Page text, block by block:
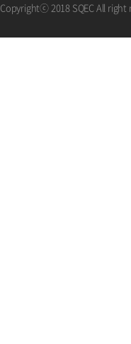
Copyrightⓒ 2018 SQEC All right